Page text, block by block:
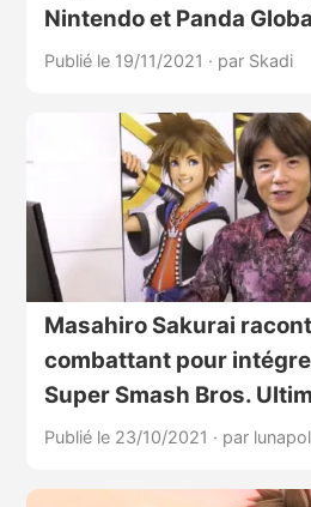
Nintendo et Panda
Publié le 19/11/2021 · par Skadi
Masahiro Sakurai
combattant pour
Super Smash Bros.
Publié le 23/10/2021 · par